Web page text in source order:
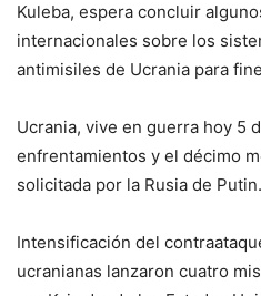
Kuleba, espera concluir
internacionales sobre los
antimisiles de Ucrania para
Ucrania, vive en guerra hoy 5
enfrentamientos y el décimo
solicitada por la Rusia de Putin.
Intensificación del
ucranianas lanzaron cuatro